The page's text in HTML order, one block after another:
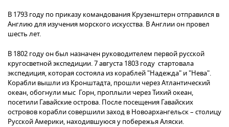
В 1793 году по приказу командования Крузенштерн отправился в
Англию для изучения морского искусства. В Англии он провел
шесть лет.
В 1802 году он был назначен руководителем первой русской
кругосветной экспедиции. 7 августа 1803 году стартовала
экспедиция, которая состояла из кораблей "Надежда" и "Нева".
Корабли вышли из Кронштадта, прошли через Атлантический
океан, обогнули мыс Горн, проплыли через Тихий океан,
посетили Гавайские острова. После посещения Гавайских
островов корабли совершили заход в Новоархангельск – столицу
Русской Америки, находившуюся у побережья Аляски.